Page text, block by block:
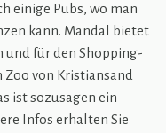
einige Pubs, wo man
kann. Mandal bietet
für den Shopping-
Zoo von Kristiansand
ist sozusagen ein
Infos erhalten Sie